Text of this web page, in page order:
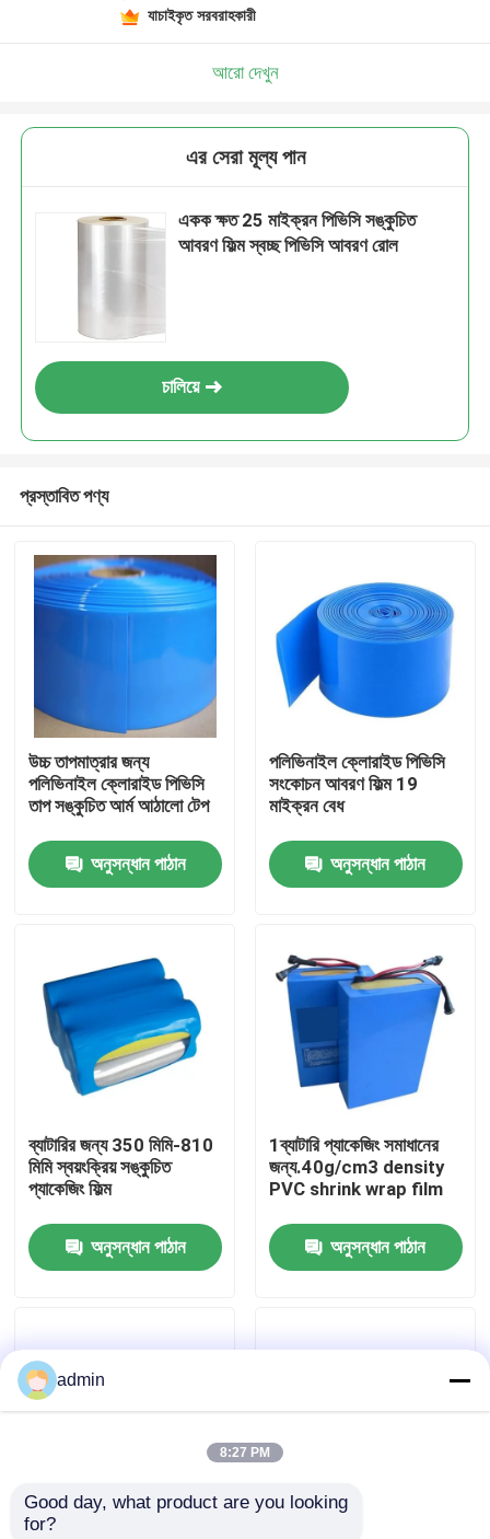
পণ্য
ভিডিও
কারখানা ভ্রমণ
মান নিয়ন্ত্রণ
পিই সংকোচন আবরণ ফিল্ম
POF সঙ্কুচিত মোড়ানো ফিল্ম
পিভিসি সঙ্কুচিত মোড়ানো ফিল্ম
যাচাইকৃত সরবরাহকারী
আরো দেখুন
এর সেরা মূল্য পান
একক ক্ষত 25 মাইক্রন পিভিসি সঙ্কুচিত
আবরণ ফিল্ম স্বচ্ছ পিভিসি আবরণ রোল
চালিয়ে
প্রস্তাবিত পণ্য
উচ্চ তাপমাত্রার জন্য
পলিভিনাইল ক্লোরাইড পিভিসি
তাপ সঙ্কুচিত আর্ম আঠালো টেপ
অনুসন্ধান পাঠান
পলিভিনাইল ক্লোরাইড পিভিসি
সংকোচন আবরণ ফিল্ম 19
মাইক্রন বেধ
অনুসন্ধান পাঠান
ব্যাটারির জন্য 350 মিমি-810
মিমি স্বয়ংক্রিয় সঙ্কুচিত
প্যাকেজিং ফিল্ম
অনুসন্ধান পাঠান
1ব্যাটারি প্যাকেজিং সমাধানের
জন্য.40g/cm3 density
PVC shrink wrap film
অনুসন্ধান পাঠান
19 মাইক্রন বেধ উচ্চ গতির
admin
8:27 PM
Good day, what product are you looking
for?